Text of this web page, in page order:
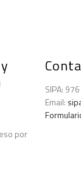
por
SIPA:
Email: